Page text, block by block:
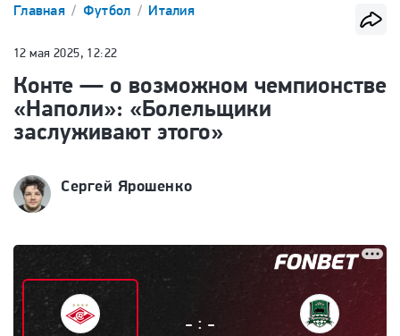
Главная Футбол Италия
12 мая 2025, 12:22
Конте — о возможном чемпионстве
«Наполи»: «Болельщики
заслуживают этого»
Сергей Ярошенко
- : -